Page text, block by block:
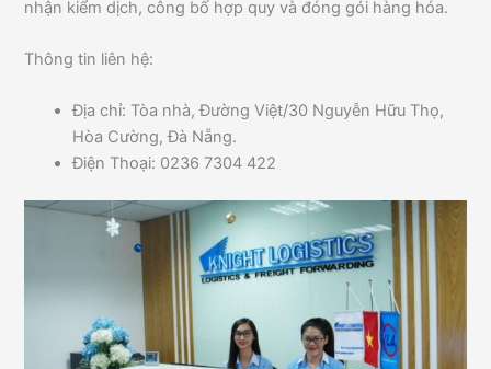
nhận kiểm dịch, công bố hợp quy và đóng gói hàng hóa.
Thông tin liên hệ:
Địa chỉ: Tòa nhà, Đường Việt/30 Nguyễn Hữu Thọ,
Hòa Cường, Đà Nẵng.
Điện Thoại: 0236 7304 422